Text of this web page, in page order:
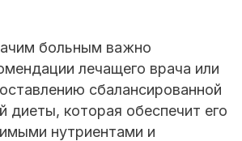
больным важно
лечащего врача или
сбалансированной
диеты, которая обеспечит его
нутриентами и